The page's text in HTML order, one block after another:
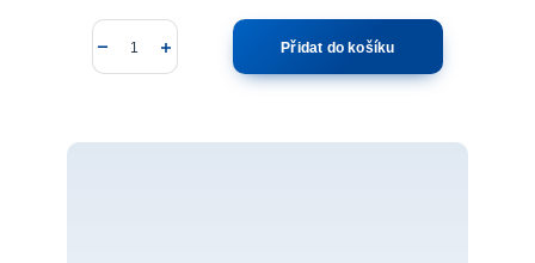
Přidat do košíku